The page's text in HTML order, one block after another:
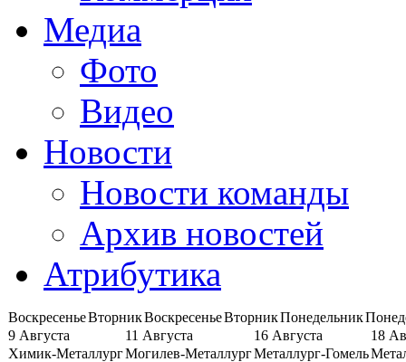
Медиа
Фото
Видео
Новости
Новости команды
Архив новостей
Атрибутика
ВоскресеньеВторникВоскресеньеВторникПонедельник
9 Августа
11 Августа 16 Августа
18
Химик-МеталлургМогилев-МеталлургМеталлург-Гомель